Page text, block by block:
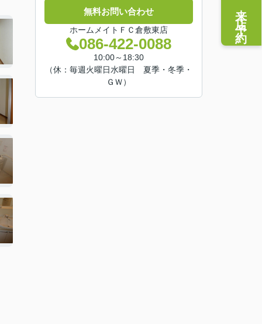
無料お問い合わせ
ホームメイトＦＣ倉敷東店
086-422-0088
10:00～18:30
（休：毎週火曜日水曜日 夏季・冬季・
ＧＷ）
来店予約